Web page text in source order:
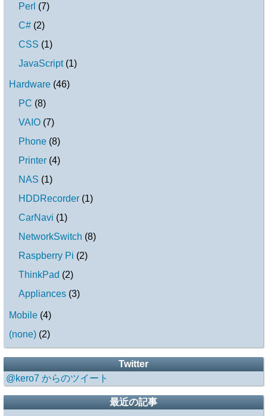
Perl (7)
C# (2)
CSS (1)
JavaScript (1)
Hardware (46)
PC (8)
VAIO (7)
Phone (8)
Printer (4)
NAS (1)
HDDRecorder (1)
CarNavi (1)
NetworkSwitch (8)
Raspberry Pi (2)
ThinkPad (2)
Appliances (3)
Mobile (4)
(none) (2)
Twitter
@kero7 からのツイート
最近の記事